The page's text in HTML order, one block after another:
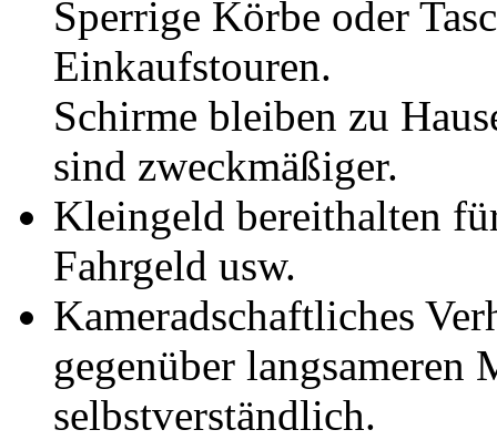
Sperrige Körbe oder
Einkaufstouren.
Schirme bleiben zu
sind zweckmäßiger.
Kleingeld bereithalten
Fahrgeld usw.
Kameradschaftliches
gegenüber langsameren
selbstverständlich.